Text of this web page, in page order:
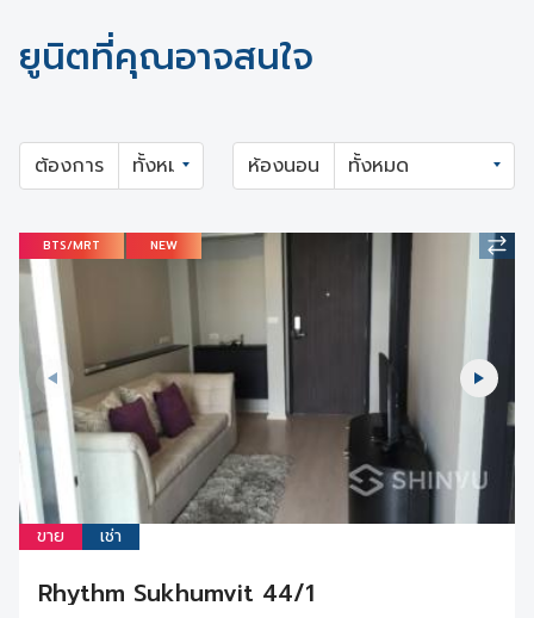
ยูนิตที่คุณอาจสนใจ
ต้องการ ห้องนอน
BTS/MRT NEW
ขาย เช่า
Rhythm Sukhumvit 44/1